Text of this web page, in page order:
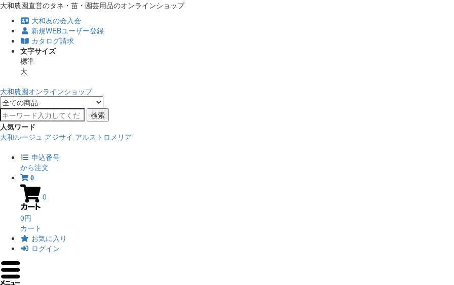
大和農園直営のタネ・苗・園芸用品のオンラインショップ
大和友の会入会
新規WEBユーザー登録
カタログ請求
文字サイズ
標準
大
大和農園オンラインショップ
検索
人気ワード
大和ルージュ アジサイ アルストロメリア
申込番号
から注文
0
0
0円
カート
お気に入り
ログイン